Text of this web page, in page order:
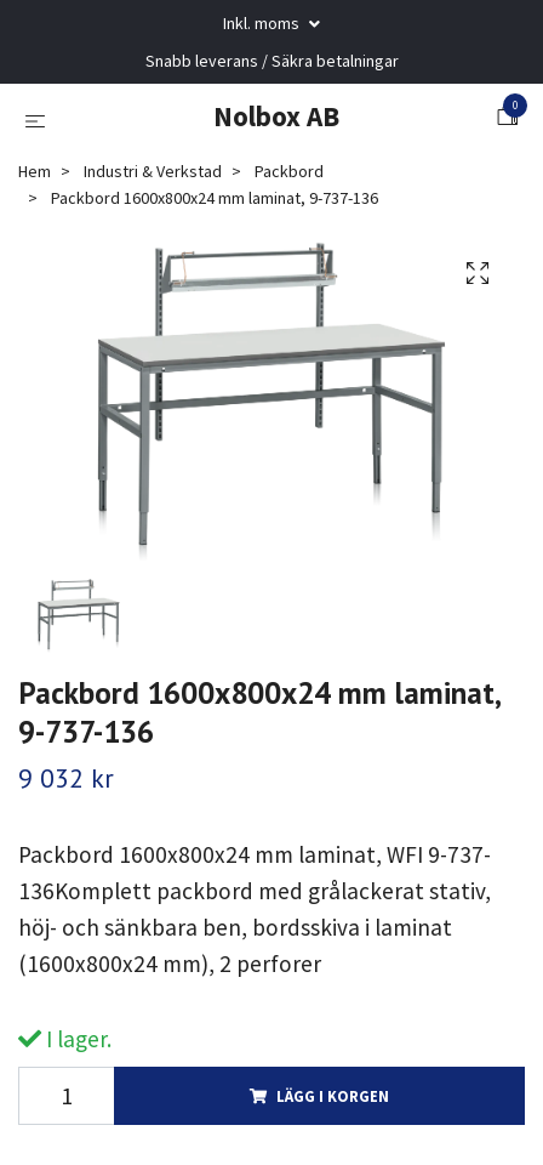
Inkl. moms
Snabb leverans / Säkra betalningar
Nolbox AB 0
Hem Industri & Verkstad
Packbord
Packbord 1600x800x24 mm laminat, 9-737-136
Packbord 1600x800x24 mm laminat,
9-737-136
9 032 kr
Packbord 1600x800x24 mm laminat, WFI 9-737-
136Komplett packbord med grålackerat stativ,
höj- och sänkbara ben, bordsskiva i laminat
(1600x800x24 mm), 2 perforer
I lager.
LÄGG I KORGEN